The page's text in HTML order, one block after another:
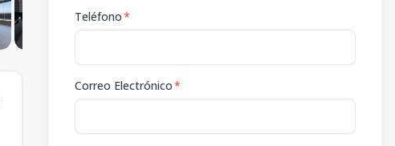
Teléfono*
Correo Electrónico*